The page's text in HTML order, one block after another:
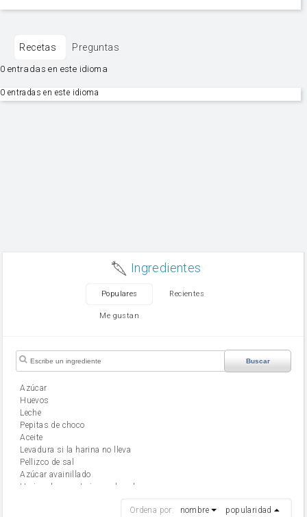
Recetas Preguntas
0 entradas en este idioma
0 entradas en este idioma
Ingredientes
Populares Recientes
Me gustan
Buscar
Azúcar
huevos
leche
Pepitas de choco
aceite
Levadura si la harina no lleva
Pellizco de sal
Azúcar avainillado
Harina de reposteria con levadura
Ordena por: nombre popularidad